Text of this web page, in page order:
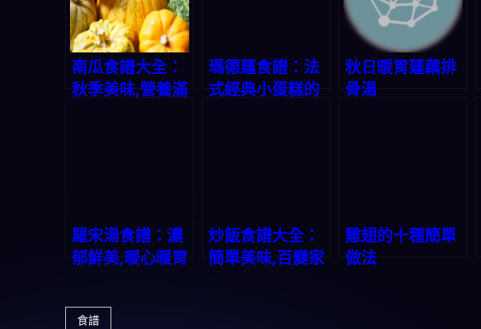
南瓜食譜大全：
秋季美味,營養滿
瑪德蓮食譜：法
式經典小蛋糕的
秋日暖胃蓮藕排
骨湯
羅宋湯食譜：濃
郁鮮美,暖心暖胃
炒飯食譜大全：
簡單美味,百變家
雞翅的十種簡單
做法
食譜